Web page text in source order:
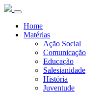
Home
Matérias
Ação Social
Comunicação
Educação
Salesianidade
História
Juventude